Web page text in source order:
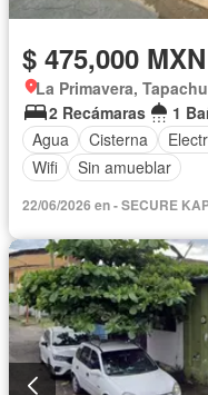
$ 475,000 MXN
La Primavera,
2 Recámaras
1
Agua
Cisterna
Wifi
Sin amueblar
22/06/2026 en - SECURE